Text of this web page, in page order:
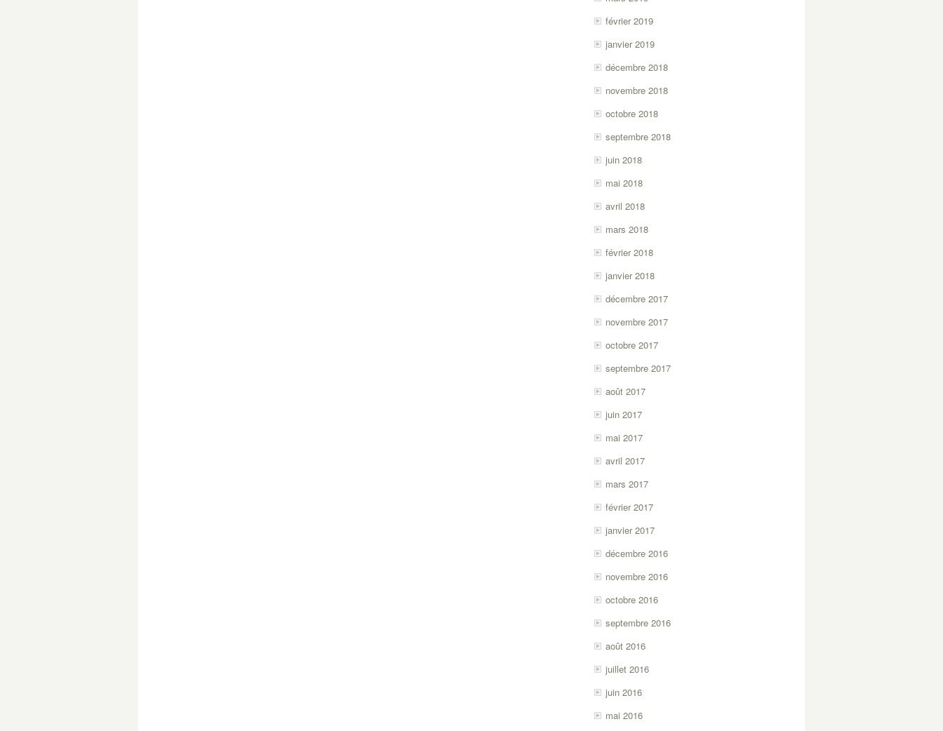
février 2019
janvier 2019
décembre 2018
novembre 2018
octobre 2018
septembre 2018
juin 2018
mai 2018
avril 2018
mars 2018
février 2018
janvier 2018
décembre 2017
novembre 2017
octobre 2017
septembre 2017
août 2017
juin 2017
mai 2017
avril 2017
mars 2017
février 2017
janvier 2017
décembre 2016
novembre 2016
octobre 2016
septembre 2016
août 2016
juillet 2016
juin 2016
mai 2016